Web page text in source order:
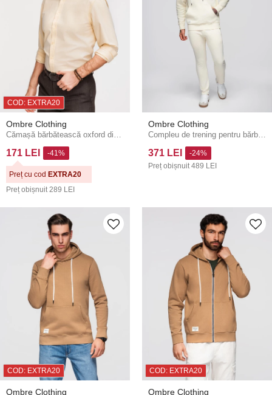
COD: EXTRA20
Ombre Clothing
171 LEI
Preț obișnuit 289 LEI
-41%
Preț cu cod EXTRA20
Ombre Clothing
371 LEI
Preț obișnuit 489 LEI
-24%
COD: EXTRA20
Ombre Clothing
COD: EXTRA20
Ombre Clothing